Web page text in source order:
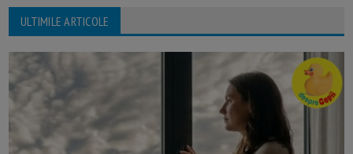
ULTIMILE ARTICOLE